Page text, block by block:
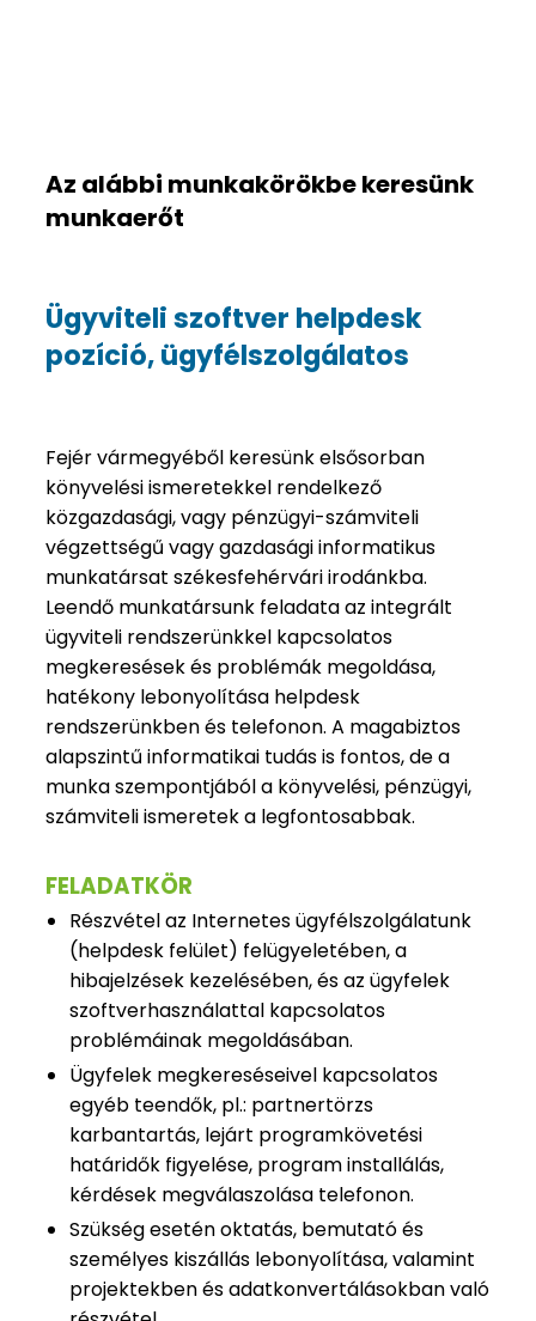
Az alábbi munkakörökbe keresünk
munkaerőt
Ügyviteli szoftver helpdesk
pozíció, ügyfélszolgálatos
Fejér vármegyéből keresünk elsősorban
könyvelési ismeretekkel rendelkező
közgazdasági, vagy pénzügyi-számviteli
végzettségű vagy gazdasági informatikus
munkatársat székesfehérvári irodánkba.
Leendő munkatársunk feladata az integrált
ügyviteli rendszerünkkel kapcsolatos
megkeresések és problémák megoldása,
hatékony lebonyolítása helpdesk
rendszerünkben és telefonon. A magabiztos
alapszintű informatikai tudás is fontos, de a
munka szempontjából a könyvelési, pénzügyi,
számviteli ismeretek a legfontosabbak.
FELADATKÖR
Részvétel az Internetes ügyfélszolgálatunk
(helpdesk felület) felügyeletében, a
hibajelzések kezelésében, és az ügyfelek
szoftverhasználattal kapcsolatos
problémáinak megoldásában.
Ügyfelek megkereséseivel kapcsolatos
egyéb teendők, pl.: partnertörzs
karbantartás, lejárt programkövetési
határidők figyelése, program installálás,
kérdések megválaszolása telefonon.
Szükség esetén oktatás, bemutató és
személyes kiszállás lebonyolítása, valamint
projektekben és adatkonvertálásokban való